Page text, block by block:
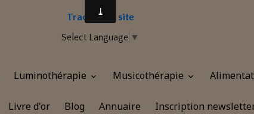
Traduire le site
Select Language ▼
Luminothérapie Musicothérapie
Livre d'or Blog Annuaire Inscription